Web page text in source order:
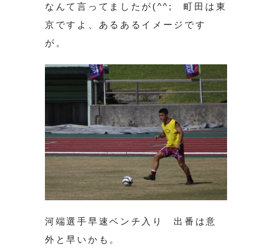
なんて言ってましたが(^^; 町田は東
京ですよ、あるあるイメージです
が。
河端選手早速ベンチ入り 出番は意
外と早いかも。